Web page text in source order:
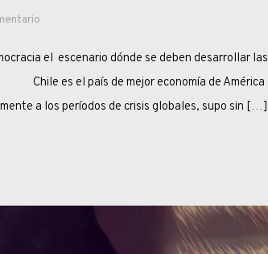
DEMOCRACIA
Y
VIOLENCIA
el escenario dónde se deben desarrollar las
es el país de mejor economía de América
a los períodos de crisis globales, supo sin […]